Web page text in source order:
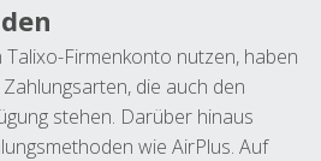
Talixo-Firmenkonto nutzen, haben
die auch den
stehen. Darüber hinaus
wie AirPlus. Auf